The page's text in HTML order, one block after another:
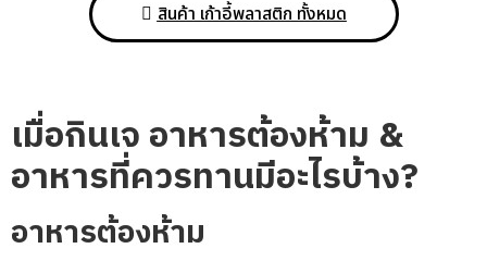
สินค้า เก้าอี้พลาสติก ทั้งหมด
เมื่อกินเจ อาหารต้องห้าม &
อาหารที่ควรทานมีอะไรบ้าง?
อาหารต้องห้าม